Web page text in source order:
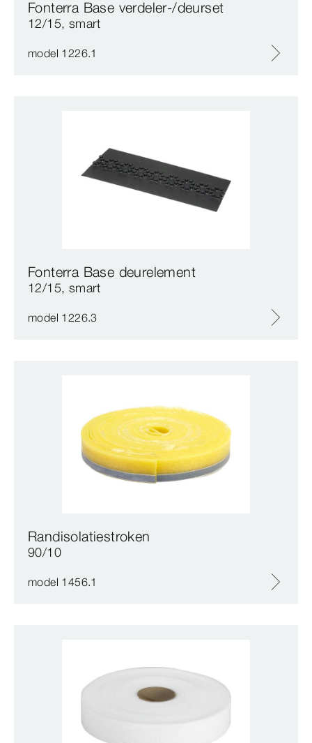
Fonterra Base verdeler-/deurset
12/15, smart
model 1226.1
Fonterra Base deurelement
12/15, smart
model 1226.3
Randisolatiestroken
90/10
model 1456.1